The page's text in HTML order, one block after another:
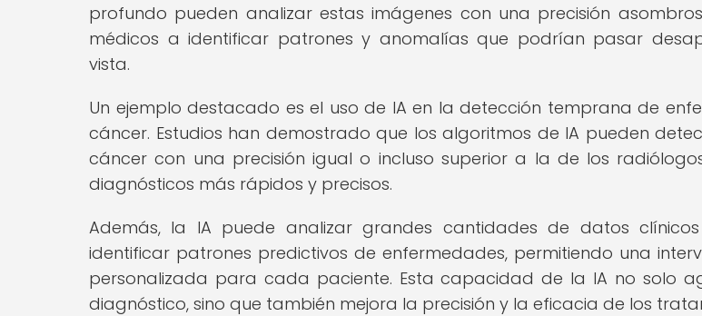
profundo pueden analizar estas imágenes con una precisión
médicos a identificar patrones y anomalías que podrían pasar
vista.
Un ejemplo destacado es el uso de IA en la detección temprana de
cáncer. Estudios han demostrado que los algoritmos de IA pueden
cáncer con una precisión igual o incluso superior a la de los
diagnósticos más rápidos y precisos.
Además, la IA puede analizar grandes cantidades de datos
identificar patrones predictivos de enfermedades, permitiendo una
personalizada para cada paciente. Esta capacidad de la IA no solo
diagnóstico, sino que también mejora la precisión y la eficacia de los